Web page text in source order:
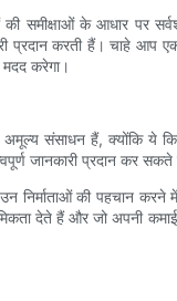
समीक्षाओं के आधार पर
प्रदान करती हैं। चाहे
करेगा।
अमूल्य संसाधन हैं, क्योंकि ये
जानकारी प्रदान कर
की पहचान करने
देते हैं और जो अपनी